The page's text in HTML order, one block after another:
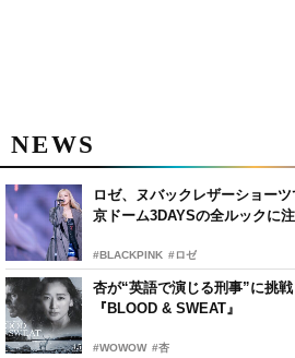
NEWS
ロゼ、ヌバックレザーショー
京ドーム3DAYSの全ルックに注
#BLACKPINK #ロゼ
杏が“英語で演じる刑事”に挑
『BLOOD & SWEAT』
#WOWOW #杏